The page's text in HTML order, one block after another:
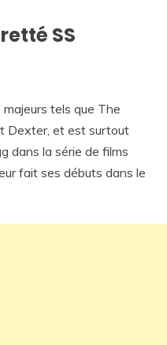
SS
tels que The
Dexter, et est surtout
dans la série de films
fait ses débuts dans le